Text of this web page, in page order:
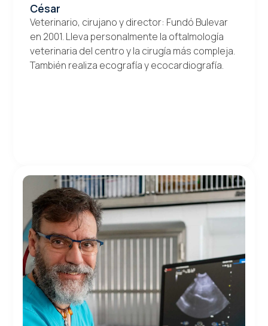
César
Veterinario, cirujano y director: Fundó Bulevar
en 2001. Lleva personalmente la oftalmología
veterinaria del centro y la cirugía más compleja.
También realiza ecografía y ecocardiografía.